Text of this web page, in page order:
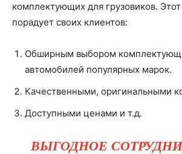
комплектующих для грузовиков.
порадует своих клиентов:
Обширным выбором
автомобилей популярных марок.
Качественными, оригинальными
Доступными ценами и т.д.
ВЫГОДНОЕ